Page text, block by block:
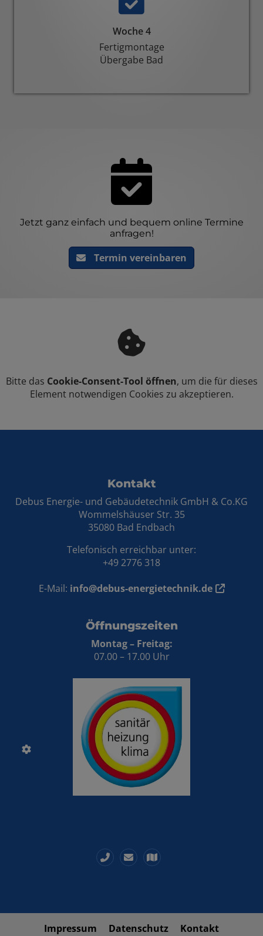
Woche 4
Fertigmontage
Übergabe Bad
Jetzt ganz einfach und bequem online Termine
anfragen!
Termin vereinbaren
Bitte das Cookie-Consent-Tool öffnen, um die für dieses
Element notwendigen Cookies zu akzeptieren.
Kontakt
Debus Energie- und Gebäudetechnik GmbH & Co.KG
Wommelshäuser Str. 35
35080 Bad Endbach
Telefonisch erreichbar unter:
+49 2776 318
E-Mail: info@debus-energietechnik.de
Öffnungszeiten
Montag – Freitag:
07.00 – 17.00 Uhr
Impressum Datenschutz Kontakt